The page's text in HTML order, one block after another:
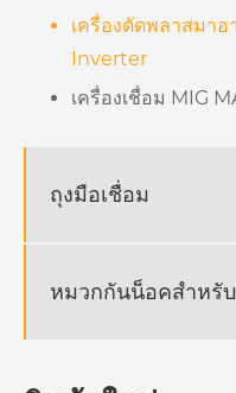
เครื่องตัดพลาสมาอ
Inverter
เครื่องเชื่อม MIG
ถุงมือเชื่อม
หมวกกันน็อคสำหรับ